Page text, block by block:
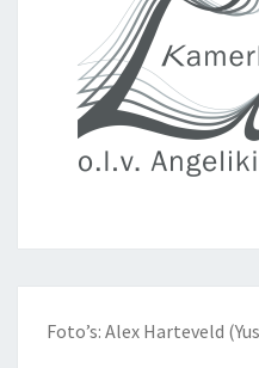
Foto’s: Alex Harteveld